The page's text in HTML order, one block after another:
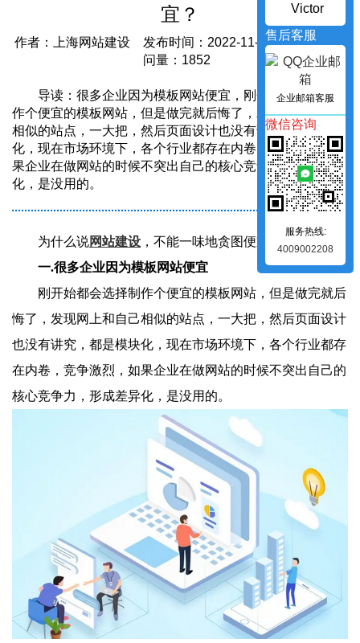
宜？
作者：上海网站建设 发布时间：2022-11-11 22:53:05 访
问量：1852
导读：很多企业因为模板网站便宜，刚开始都会选择制
作个便宜的模板网站，但是做完就后悔了，发现网上和自己
相似的站点，一大把，然后页面设计也没有讲究，都是模块
化，现在市场环境下，各个行业都存在内卷，竞争激烈，如
果企业在做网站的时候不突出自己的核心竞争力，形成差异
化，是没用的。
为什么说网站建设 ，不能一味地贪图便宜？
一.很多企业因为模板网站便宜
刚开始都会选择制作个便宜的模板网站，但是做完就后
悔了，发现网上和自己相似的站点，一大把，然后页面设计
也没有讲究，都是模块化，现在市场环境下，各个行业都存
在内卷，竞争激烈，如果企业在做网站的时候不突出自己的
核心竞争力，形成差异化，是没用的。
Victor
售后客服
企业邮箱客服
微信咨询
服务热线:
4009002208